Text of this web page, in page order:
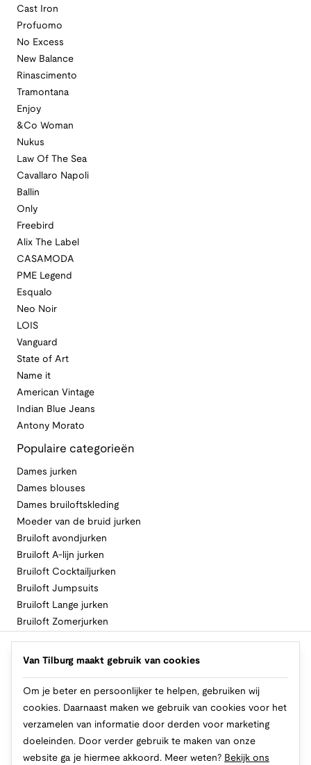
Cast Iron
Profuomo
No Excess
New Balance
Rinascimento
Tramontana
Enjoy
&Co Woman
Nukus
Law Of The Sea
Cavallaro Napoli
Ballin
Only
Freebird
Alix The Label
CASAMODA
PME Legend
Esqualo
Neo Noir
LOIS
Vanguard
State of Art
Name it
American Vintage
Indian Blue Jeans
Antony Morato
Populaire categorieën
Dames jurken
Dames blouses
Dames bruiloftskleding
Moeder van de bruid jurken
Bruiloft avondjurken
Bruiloft A-lijn jurken
Bruiloft Cocktailjurken
Bruiloft Jumpsuits
Bruiloft Lange jurken
Bruiloft Zomerjurken
Volg Van Tilburg
Van Tilburg maakt gebruik van cookies
Om je beter en persoonlijker te helpen, gebruiken wij
cookies. Daarnaast maken we gebruik van cookies voor het
verzamelen van informatie door derden voor marketing
doeleinden. Door verder gebruik te maken van onze
website ga je hiermee akkoord. Meer weten? Bekijk ons